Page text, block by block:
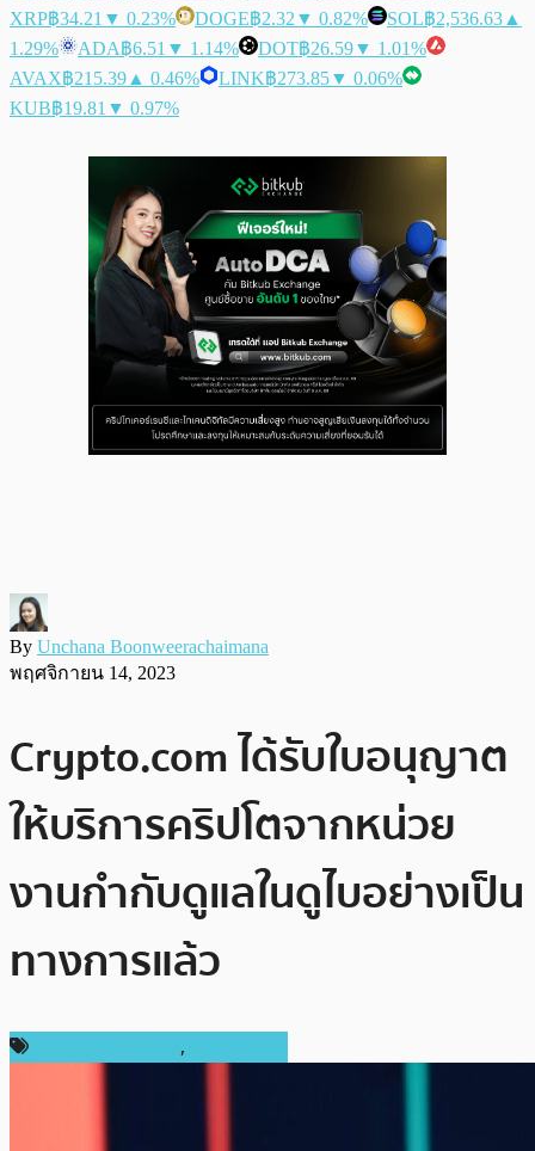
XRP฿34.21 ▼ 0.23% DOGE฿2.32 ▼ 0.82% SOL฿2,536.63 ▲
1.29%
ADA฿6.51 ▼ 1.14% DOT฿26.59▼ 1.01%
AVAX฿215.39 ▲ 0.46% LINK฿273.85▼ 0.06%
KUB฿19.81 ▼ 0.97%
By Unchana Boonweerachaimana
พฤศจิกายน 14, 2023
Crypto.com ได้รับใบอนุญาต
ให้บริการคริปโตจากหน่วย
งานกำกับดูแลในดูไบอย่างเป็น
ทางการแล้ว
,